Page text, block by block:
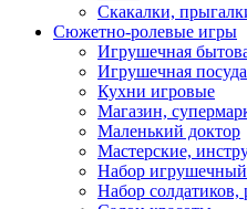
Скакалки,
Сюжетно-ролевые игры
Игрушечная
Игрушечная посуда
Кухни игровые
Магазин,
Маленький доктор
Мастерские,
Набор
Набор солдатиков,